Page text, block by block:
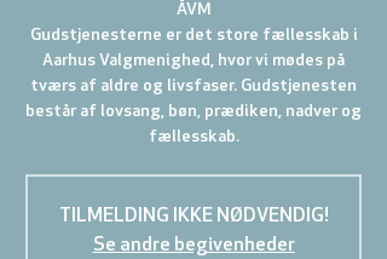
ÅVM
Gudstjenesterne er det store fællesskab i
Aarhus Valgmenighed, hvor vi mødes på
tværs af aldre og livsfaser. Gudstjenesten
består af lovsang, bøn, prædiken, nadver og
fællesskab.
TILMELDING IKKE NØDVENDIG!
Se andre begivenheder